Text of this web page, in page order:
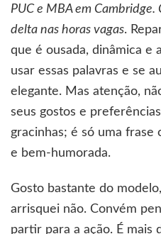
PUC e MBA em
delta nas horas vagas.
que é ousada, dinâmica e
usar essas palavras e se
elegante. Mas atenção,
seus gostos e
gracinhas; é só uma frase
e bem-humorada.
Gosto bastante do
arrisquei não. Convém
partir para a ação. É mais